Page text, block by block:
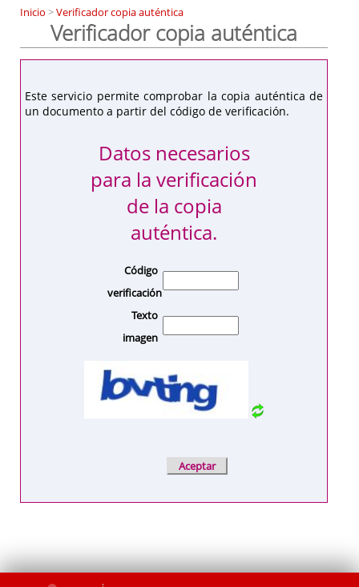
Inicio >Verificador copia auténtica
Verificador copia auténtica
Este servicio permite comprobar la copia auténtica de
un documento a partir del código de verificación.
Datos necesarios
para la verificación
de la copia
auténtica.
Código
verificación
Texto
imagen